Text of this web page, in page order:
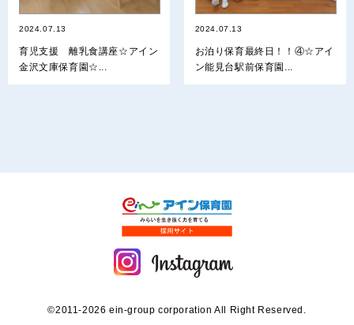
2024.07.13
育児支援 離乳食講座☆アイン
金沢文庫保育園☆...
2024.07.13
お泊り保育最終日！！④☆アイ
ン能見台駅前保育園...
©2011-2026 ein-group corporation All Right Reserved.